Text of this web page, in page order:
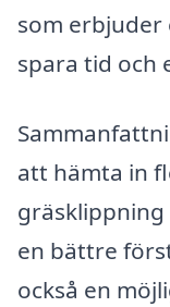
som
spara tid och
att hämta in
en bättre
också en